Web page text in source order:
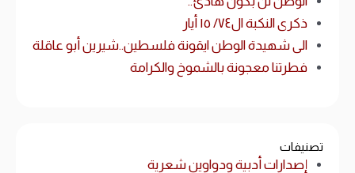
ذكرى النكبة ال٧٤/ ١٥ أيار
الى شهيدة الوطن ايقونة فلسطين..شيرين أبو عاقلة
فطرتنا معجونة بالشموخ والكرامة
تصنيفات
إصدارات أدبية ودواوين شعرية